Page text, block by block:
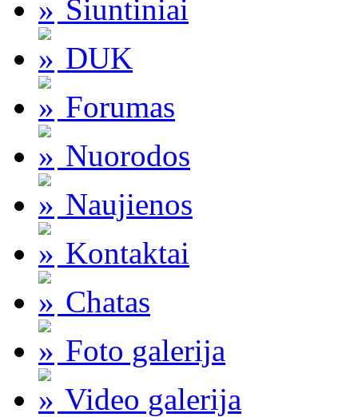
Siuntiniai
DUK
Forumas
Nuorodos
Naujienos
Kontaktai
Chatas
Foto galerija
Video galerija